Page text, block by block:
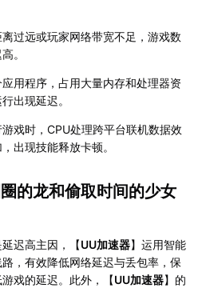
离过远或玩家网络带宽不足，游戏数
。
应用程序，占用大量内存和处理器资
出现延迟。
游戏时，CPU处理跨平台联机数据效
出现技能释放卡顿。
的龙和偷取时间的少女
迟高主因，【UU加速器】运用智能
，有效降低网络延迟与丢包率，保
戏的延迟。此外，【UU加速器】的